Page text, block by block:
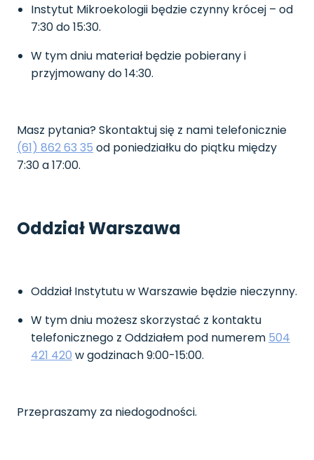
Instytut Mikroekologii będzie czynny krócej – od
7:30 do 15:30.
W tym dniu materiał będzie pobierany i
przyjmowany do 14:30.
Masz pytania? Skontaktuj się z nami telefonicznie
(61) 862 63 35 od poniedziałku do piątku między
7:30 a 17:00.
Oddział Warszawa
Oddział Instytutu w Warszawie będzie nieczynny.
W tym dniu możesz skorzystać z kontaktu
telefonicznego z Oddziałem pod numerem 504
421 420 w godzinach 9:00-15:00.
Przepraszamy za niedogodności.